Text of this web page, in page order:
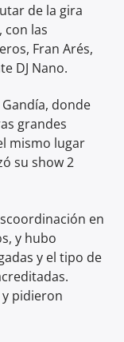
de la gira
con las
Fran Arés,
DJ Nano.
donde
grandes
mismo lugar
su show 2
en
y hubo
y el tipo de
pidieron